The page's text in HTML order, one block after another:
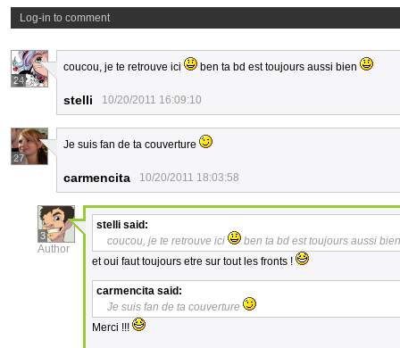
Log-in to comment
24
coucou, je te retrouve ici ben ta bd est toujours aussi bien
stelli 10/20/2011 16:09:10
27
Je suis fan de ta couverture
carmencita 10/20/2011 18:03:58
3
Author
stelli said:
coucou, je te retrouve ici
ben ta bd est toujours aussi
et oui faut toujours etre sur tout les fronts !
carmencita said:
Je suis fan de ta couverture
Merci !!!